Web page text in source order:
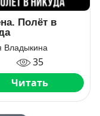
Полёт в
Владыкина
35
Читать